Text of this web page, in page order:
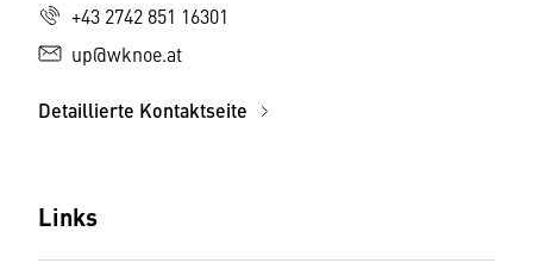
+43 2742 851 16301
up@wknoe.at
Detaillierte Kontaktseite
Links